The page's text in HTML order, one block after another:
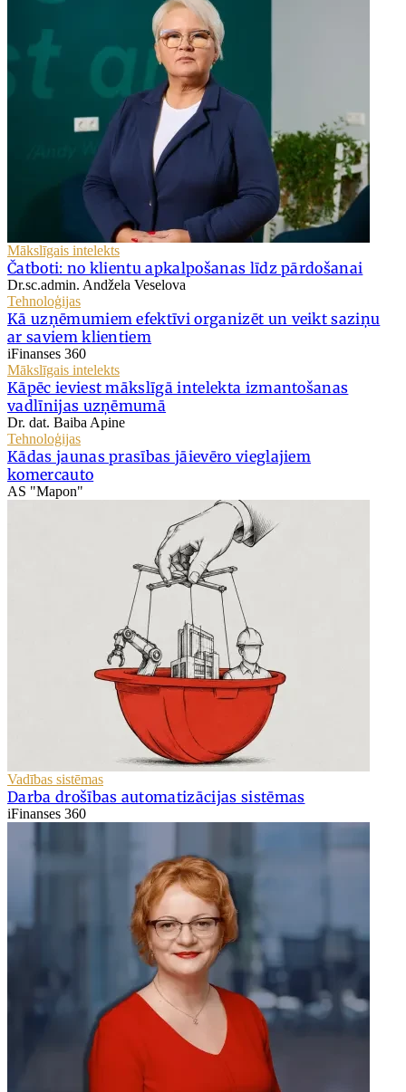
Mākslīgais intelekts
Čatboti: no klientu apkalpošanas līdz pārdošanai
Dr.sc.admin. Andžela Veselova
Tehnoloģijas
Kā uzņēmumiem efektīvi organizēt un veikt saziņu
ar saviem klientiem
iFinanses 360
Mākslīgais intelekts
Kāpēc ieviest mākslīgā intelekta izmantošanas
vadlīnijas uzņēmumā
Dr. dat. Baiba Apine
Tehnoloģijas
Kādas jaunas prasības jāievēro vieglajiem
komercauto
AS "Mapon"
Vadības sistēmas
Darba drošības automatizācijas sistēmas
iFinanses 360